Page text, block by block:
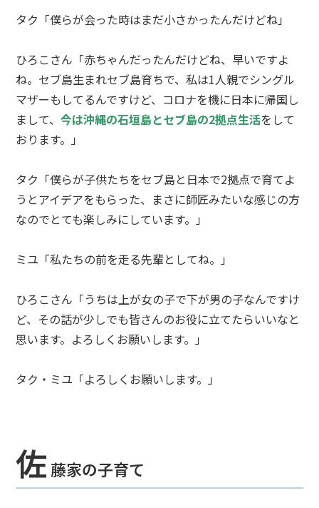
タク「僕らが会った時はまだ小さかったんだけどね」
ひろこさん「赤ちゃんだったんだけどね、早いですよ
ね。セブ島生まれセブ島育ちで、私は1人親でシングル
マザーもしてるんですけど、コロナを機に日本に帰国し
まして、今は沖縄の石垣島とセブ島の2拠点生活をして
おります。」
タク「僕らが子供たちをセブ島と日本で2拠点で育てよ
うとアイデアをもらった、まさに師匠みたいな感じの方
なのでとても楽しみにしています。」
ミユ「私たちの前を走る先輩としてね。」
ひろこさん「うちは上が女の子で下が男の子なんですけ
ど、その話が少しでも皆さんのお役に立てたらいいなと
思います。よろしくお願いします。」
タク・ミユ「よろしくお願いします。」
佐 藤家の子育て